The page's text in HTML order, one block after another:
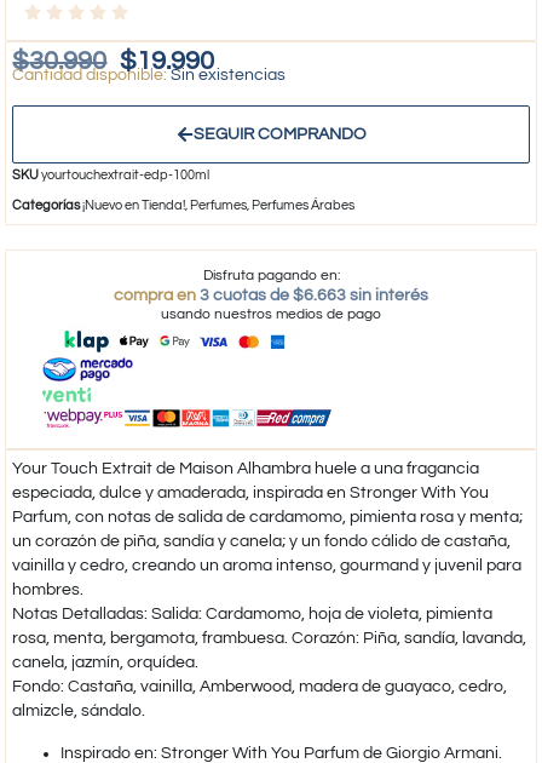
$30.990 $19.990
Sin existencias
SEGUIR COMPRANDO
SKUyourtouchextrait-edp-100ml
Categorías¡Nuevo en Tienda!, Perfumes, Perfumes Árabes
Disfruta pagando en:
compra en 3 cuotas de $6.663 sin interés
usando nuestros medios de pago
Your Touch Extrait de Maison Alhambra huele a una fragancia
especiada, dulce y amaderada, inspirada en Stronger With You
Parfum, con notas de salida de cardamomo, pimienta rosa y menta;
un corazón de piña, sandía y canela; y un fondo cálido de castaña,
vainilla y cedro, creando un aroma intenso, gourmand y juvenil para
hombres.
Notas Detalladas: Salida: Cardamomo, hoja de violeta, pimienta
rosa, menta, bergamota, frambuesa. Corazón: Piña, sandía, lavanda,
canela, jazmín, orquídea.
Fondo: Castaña, vainilla, Amberwood, madera de guayaco, cedro,
almizcle, sándalo.
​Inspirado en: Stronger With You Parfum de Giorgio Armani.